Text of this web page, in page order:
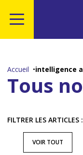
contenu
Accueil intelligence
Tous
FILTRER LES ARTICLES :
VOIR TOUT